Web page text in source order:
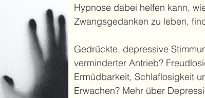
Hypnose dabei helfen kann,
Zwangsgedanken zu leben,
Gedrückte, depressive
verminderter Antrieb?
Ermüdbarkeit, Schlaflosigkeit
Erwachen? Mehr über